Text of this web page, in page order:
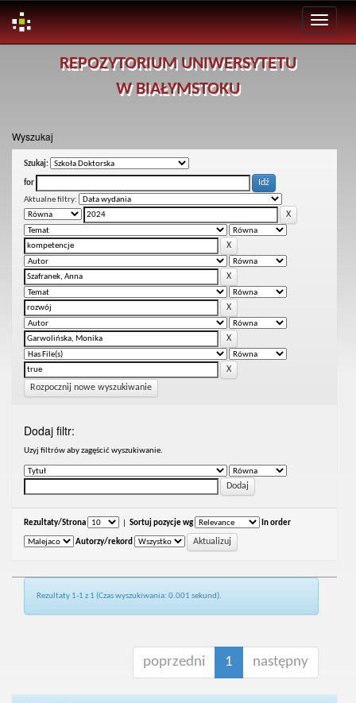
REPOZYTORIUM UNIWERSYTETU
W BIAŁYMSTOKU
Wyszukaj
Szukaj:
for
Aktualne filtry:
Rozpocznij nowe wyszukiwanie
Dodaj filtr:
Uzyj filtrów aby zagęścić wyszukiwanie.
Rezultaty/Strona Sortuj pozycje wg In order
Autorzy/rekord
Rezultaty 1-1 z 1 (Czas wyszukiwania: 0.001 sekund).
poprzedni 1 następny